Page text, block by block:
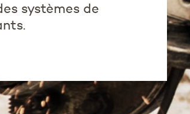
systèmes de